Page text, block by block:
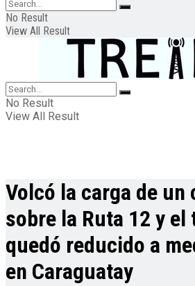
No Result
View All Result
No Result
View All Result
Volcó la carga de un
sobre la Ruta 12 y
quedó reducido a
en Caraguatay